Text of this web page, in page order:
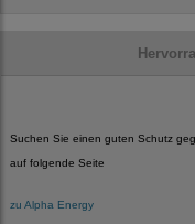
Suchen Sie einen guten Schutz
auf folgende Seite
zu Alpha Energy